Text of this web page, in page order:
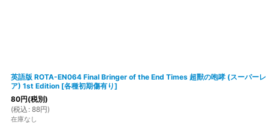
英語版 ROTA-EN064 Final Bringer of the End Times 超獸の咆哮 (スーパーレ
ア) 1st Edition [各種初期傷有り]
80円(税別)
(税込 : 88円)
在庫なし